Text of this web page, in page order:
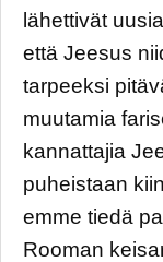
lähettivät
että Jeesus
tarpeeksi
muutamia
kannattajia
puheistaan
emme tiedä
Rooman